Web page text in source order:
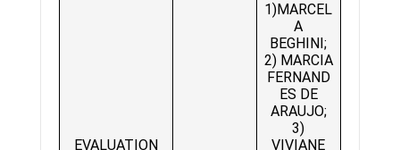
EVALUATION
1)MARCEL
A
BEGHINI;
2) MARCIA
FERNAND
ES DE
ARAUJO;
3)
VIVIANE